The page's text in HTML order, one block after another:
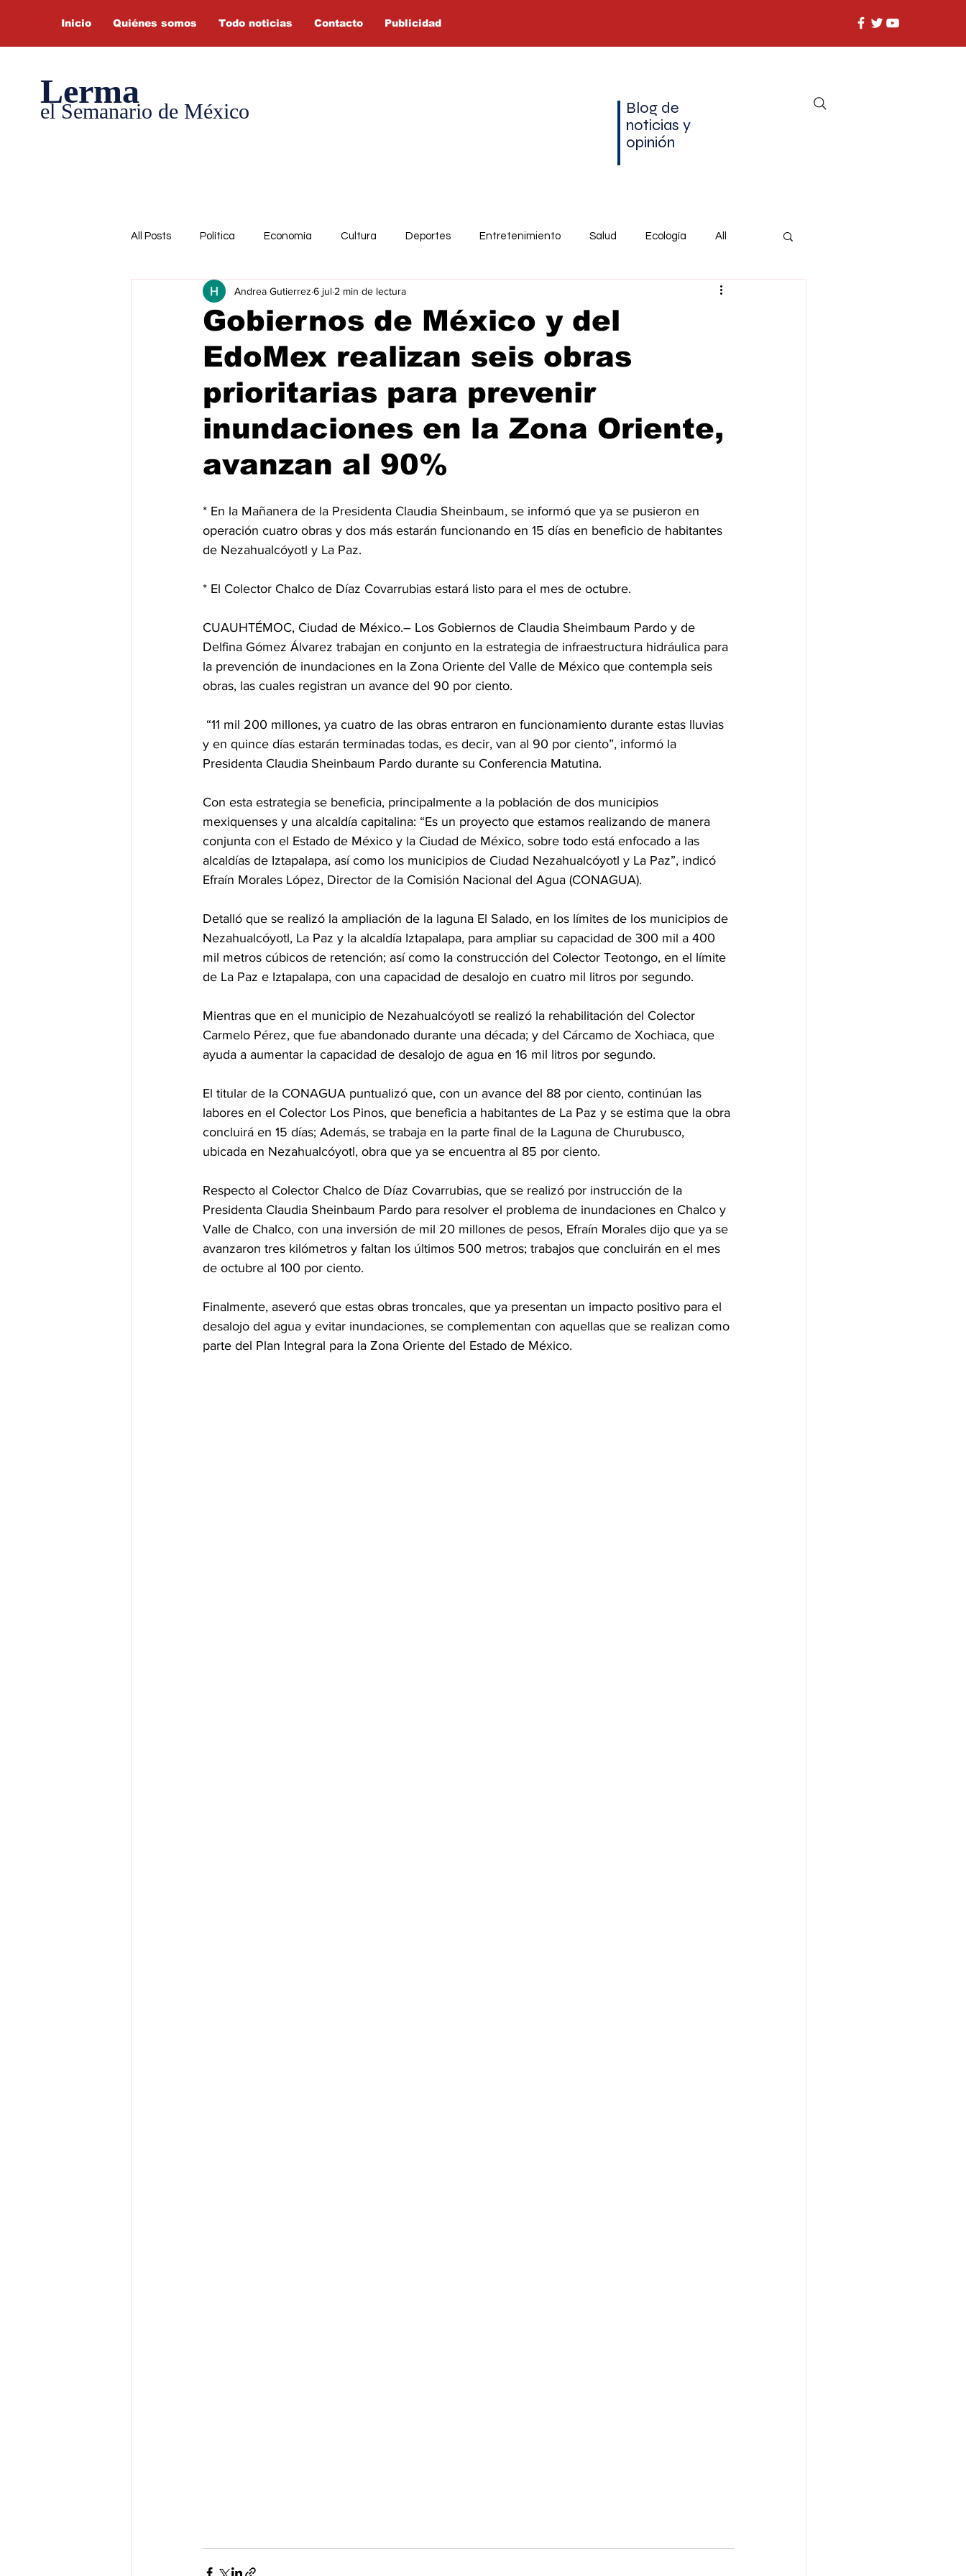
Inicio Quiénes somos Todo noticias Contacto Publicidad
Lerma
el Semanario de México
Blog de
noticias y
opinión
All Posts Política Economía Cultura Deportes Entretenimiento Salud Ecología All
Gobiernos de México y del
EdoMex realizan seis obras
prioritarias para prevenir
inundaciones en la Zona Oriente,
avanzan al 90%
Andrea Gutierrez 6 jul 2 min de lectura
* En la Mañanera de la Presidenta Claudia Sheinbaum, se informó que ya se pusieron en
operación cuatro obras y dos más estarán funcionando en 15 días en beneficio de habitantes
de Nezahualcóyotl y La Paz.
* El Colector Chalco de Díaz Covarrubias estará listo para el mes de octubre.
CUAUHTÉMOC, Ciudad de México.– Los Gobiernos de Claudia Sheimbaum Pardo y de
Delfina Gómez Álvarez trabajan en conjunto en la estrategia de infraestructura hidráulica para
la prevención de inundaciones en la Zona Oriente del Valle de México que contempla seis
obras, las cuales registran un avance del 90 por ciento.
y en quince días estarán terminadas todas, es decir, van al 90 por ciento”, informó la
Presidenta Claudia Sheinbaum Pardo durante su Conferencia Matutina.
Con esta estrategia se beneficia, principalmente a la población de dos municipios
mexiquenses y una alcaldía capitalina: “Es un proyecto que estamos realizando de manera
conjunta con el Estado de México y la Ciudad de México, sobre todo está enfocado a las
alcaldías de Iztapalapa, así como los municipios de Ciudad Nezahualcóyotl y La Paz”, indicó
Efraín Morales López, Director de la Comisión Nacional del Agua (CONAGUA).
Detalló que se realizó la ampliación de la laguna El Salado, en los límites de los municipios de
Nezahualcóyotl, La Paz y la alcaldía Iztapalapa, para ampliar su capacidad de 300 mil a 400
mil metros cúbicos de retención; así como la construcción del Colector Teotongo, en el límite
de La Paz e Iztapalapa, con una capacidad de desalojo en cuatro mil litros por segundo.
Mientras que en el municipio de Nezahualcóyotl se realizó la rehabilitación del Colector
Carmelo Pérez, que fue abandonado durante una década; y del Cárcamo de Xochiaca, que
ayuda a aumentar la capacidad de desalojo de agua en 16 mil litros por segundo.
El titular de la CONAGUA puntualizó que, con un avance del 88 por ciento, continúan las
labores en el Colector Los Pinos, que beneficia a habitantes de La Paz y se estima que la obra
concluirá en 15 días; Además, se trabaja en la parte final de la Laguna de Churubusco,
ubicada en Nezahualcóyotl, obra que ya se encuentra al 85 por ciento.
Respecto al Colector Chalco de Díaz Covarrubias, que se realizó por instrucción de la
Presidenta Claudia Sheinbaum Pardo para resolver el problema de inundaciones en Chalco y
Valle de Chalco, con una inversión de mil 20 millones de pesos, Efraín Morales dijo que ya se
avanzaron tres kilómetros y faltan los últimos 500 metros; trabajos que concluirán en el mes
de octubre al 100 por ciento.
Finalmente, aseveró que estas obras troncales, que ya presentan un impacto positivo para el
desalojo del agua y evitar inundaciones, se complementan con aquellas que se realizan como
parte del Plan Integral para la Zona Oriente del Estado de México.